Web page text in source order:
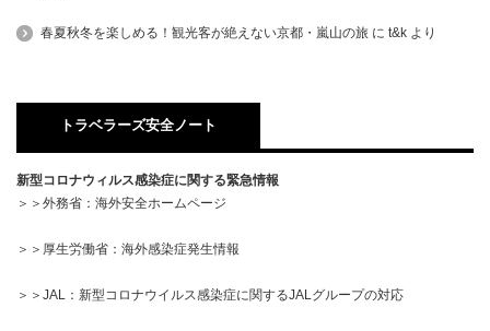
春夏秋冬を楽しめる！観光客が絶えない京都・嵐山の旅 に t&k より
トラベラーズ安全ノート
新型コロナウィルス感染症に関する緊急情報
＞＞外務省：海外安全ホームページ
＞＞厚生労働省：海外感染症発生情報
＞＞JAL：新型コロナウイルス感染症に関するJALグループの対応